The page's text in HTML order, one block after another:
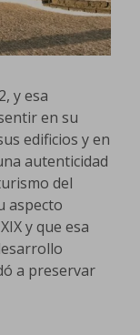
y esa
en su
edificios y en
autenticidad
del
aspecto
y que esa
a preservar